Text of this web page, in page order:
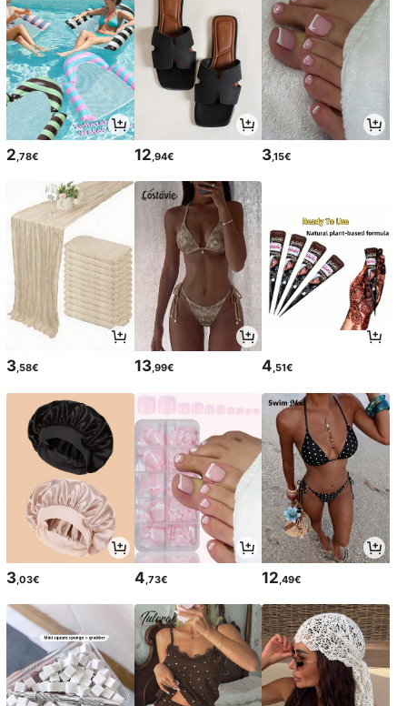
2,78€ 12,94€ 3,15€
3,58€ 13,99€ 4,51€
3 ,03€ 4 ,73€ 12 ,49€